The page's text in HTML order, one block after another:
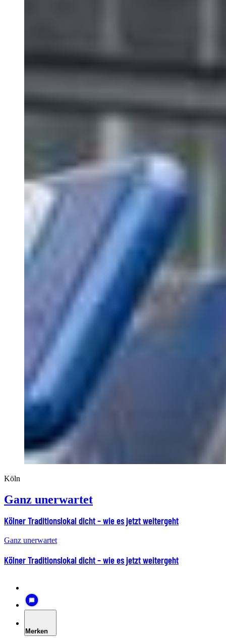
Köln
Ganz unerwartet
Kölner Traditionslokal dicht – wie es jetzt weitergeht
Ganz unerwartet
Kölner Traditionslokal dicht – wie es jetzt weitergeht
Merken